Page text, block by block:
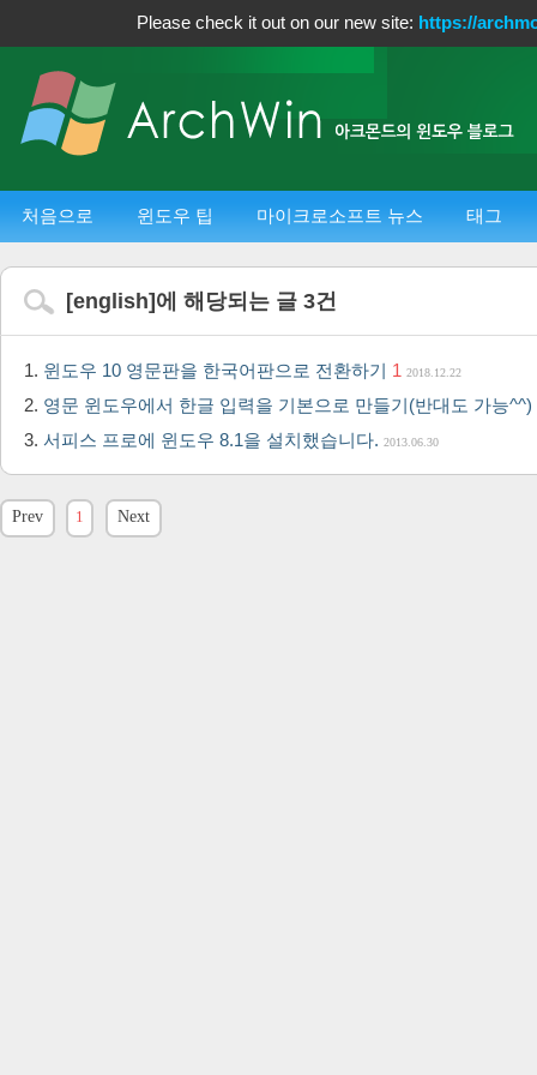
Please check it out on our new site: https://
처음으로 윈도우 팁 마이크로소프트 뉴스 태그
[english]에 해당되는 글 3건
윈도우 10 영문판을 한국어판으로 전환하기 1 2018.12.22
영문 윈도우에서 한글 입력을 기본으로 만들기(반대도 가능^^)
서피스 프로에 윈도우 8.1을 설치했습니다. 2013.06.30
Prev 1 Next